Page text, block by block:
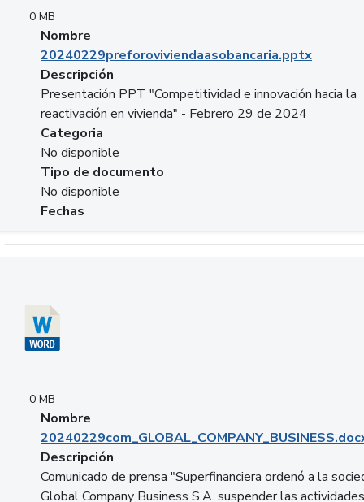
0 MB
Nombre
20240229preforoviviendaasobancaria.pptx
Descripción
Presentación PPT "Competitividad e innovación hacia la
reactivación en vivienda" - Febrero 29 de 2024
Categoria
No disponible
Tipo de documento
No disponible
Fechas
0 MB
Nombre
Descripción
Comunicado de prensa "Superfinanciera ordenó a la
Global Company Business S.A. suspender las